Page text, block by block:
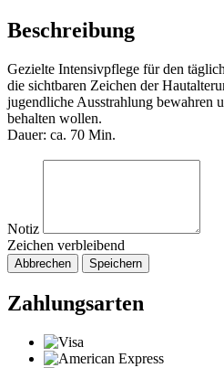
Beschreibung
Gezielte Intensivpflege für den
die sichtbaren Zeichen der
jugendliche Ausstrahlung bewahren
behalten wollen.
Dauer: ca. 70 Min.
Notiz
Zeichen verbleibend
Abbrechen Speichern
Zahlungsarten